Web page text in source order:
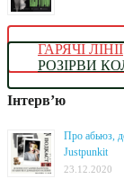
ГАРЯЧІ ЛІНІЇ
РОЗІРВИ
Інтерв’ю
Про абьюз,
Justpunkit
23.12.2020